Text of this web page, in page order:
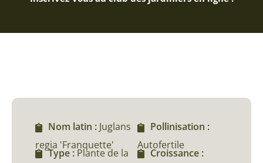
Nom latin : Juglans
regia 'Franquette'
Type :Plante de la
Pollinisation :
Autofertile
Croissance :